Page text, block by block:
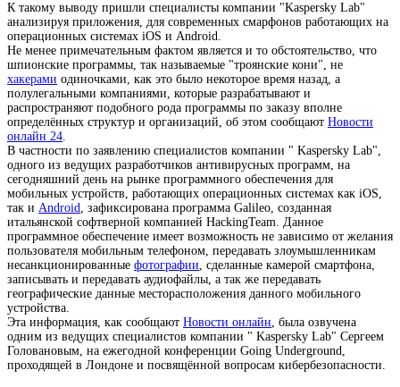
К такому выводу пришли специалисты компании "Kaspersky Lab"
анализируя приложения, для современных смарфонов работающих на
операционных системах iOS и Android.
Не менее примечательным фактом является и то обстоятельство, что
шпионские программы, так называемые "троянские кони", не
хакерами одиночками, как это было некоторое время назад, а
полулегальными компаниями, которые разрабатывают и
распространяют подобного рода программы по заказу вполне
определённых структур и организаций, об этом сообщают Новости
онлайн 24.
В частности по заявлению специалистов компании " Kaspersky Lab",
одного из ведущих разработчиков антивирусных программ, на
сегодняшний день на рынке программного обеспечения для
мобильных устройств, работающих операционных системах как iOS,
так и Android, зафиксирована программа Galileo, созданная
итальянской софтверной компанией HackingTeam. Данное
программное обеспечение имеет возможность не зависимо от желания
пользователя мобильным телефоном, передавать злоумышленникам
несанкционированные фотографии, сделанные камерой смартфона,
записывать и передавать аудиофайлы, а так же передавать
географические данные месторасположения данного мобильного
устройства.
Эта информация, как сообщают Новости онлайн, была озвучена
одним из ведущих специалистов компании " Kaspersky Lab" Сергеем
Головановым, на ежегодной конференции Going Underground,
проходящей в Лондоне и посвящённой вопросам кибербезопасности.